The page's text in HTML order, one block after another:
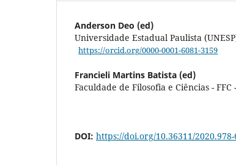
Anderson Deo (ed)
Universidade Estadual Paulista
https://orcid.org/0000-0001-6081-3159
Francieli Martins Batista (ed)
Faculdade de Filosofia e Ciências -
DOI: https://doi.org/10.36311/2020.978-